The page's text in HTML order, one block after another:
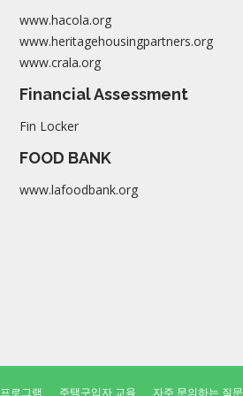
www.hacola.org
www.heritagehousingpartners.org
www.crala.org
Financial Assessment
Fin Locker
FOOD BANK
www.lafoodbank.org
프로그램 주택구입자 교육 자주 문의하는 질문